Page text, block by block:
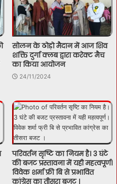
सोलन के ठोड़ो मैदान में आज शिव
शक्ति दुर्गा क्लब द्वारा करेक्ट मैच
का किया आयोजन
24/11/2024
परिवर्तन सृष्टि का नियम है। 3 घंटे
की बजट प्रस्तावना में यही महत्वपूर्ण।
विवेक शर्मा फ्री बि से प्रभावित
कांग्रेस का तीसरा बजट ।